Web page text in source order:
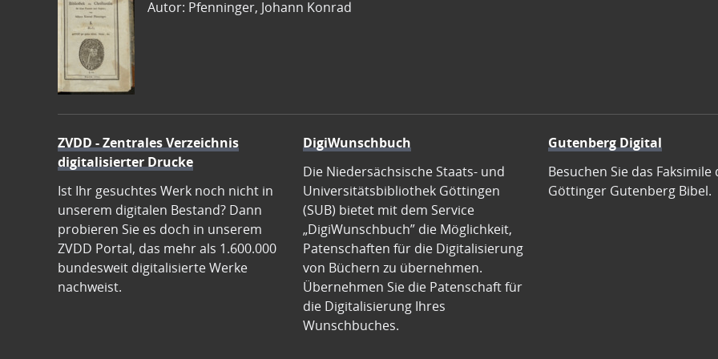
Autor: Pfenninger, Johann Konrad
ZVDD - Zentrales Verzeichnis
digitalisierter Drucke
Ist Ihr gesuchtes Werk noch nicht in
unserem digitalen Bestand? Dann
probieren Sie es doch in unserem
ZVDD Portal, das mehr als 1.600.000
bundesweit digitalisierte Werke
nachweist.
DigiWunschbuch
Die Niedersächsische Staats- und
Universitätsbibliothek Göttingen
(SUB) bietet mit dem Service
„DigiWunschbuch” die Möglichkeit,
Patenschaften für die Digitalisierung
von Büchern zu übernehmen.
Übernehmen Sie die Patenschaft für
die Digitalisierung Ihres
Wunschbuches.
Gutenberg Digital
Besuchen Sie das Faksimile
Göttinger Gutenberg Bibel.